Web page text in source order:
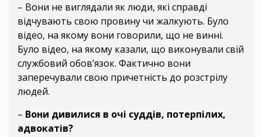
– Вони не виглядали як люди, які справді
відчувають свою провину чи жалкують. Було
відео, на якому вони говорили, що не винні.
Було відео, на якому казали, що виконували свій
службовий обов’язок. Фактично вони
заперечували свою причетність до розстрілу
людей.
– Вони дивилися в очі суддів, потерпілих,
адвокатів?